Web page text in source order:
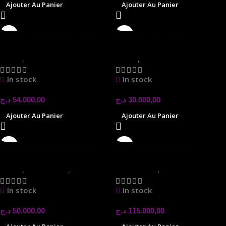
Ajouter Au Panier Ajouter Au Panier
,
In stock
54.000,00 د.ج
Ajouter Au Panier
,
In stock
30.000,00 د.ج
Ajouter Au Panier
, ,
In stock
50.000,00 د.ج
,
In stock
115.000,00 د.ج